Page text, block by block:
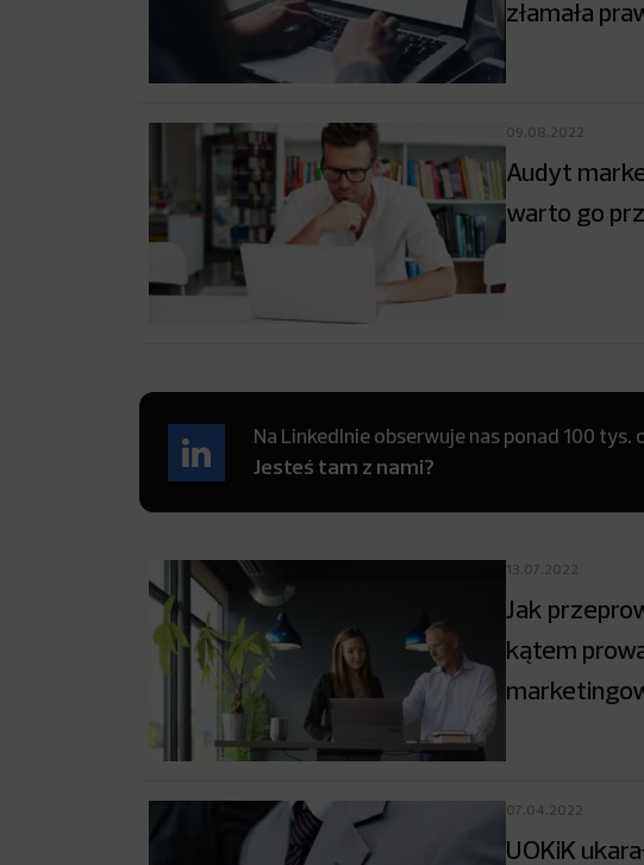
złamała
09.08.2022
Audyt
warto go
Na LinkedInie obserwuje nas ponad 100 tys.
Jesteś tam z nami?
13.07.2022
Jak
kątem
07.04.2022
UOKiK